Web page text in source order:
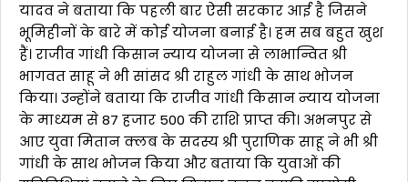
यादव ने बताया कि पहली बार ऐसी सरकार आई है जिसने
भूमिहीनों के बारे में कोई योजना बनाई है। हम सब बहुत खुश
हैं। राजीव गांधी किसान न्याय योजना से लाभान्वित श्री
भागवत साहू ने भी सांसद श्री राहुल गांधी के साथ भोजन
किया। उन्होंने बताया कि राजीव गांधी किसान न्याय योजना
के माध्यम से 87 हजार 500 की राशि प्राप्त की। अभनपुर से
आए युवा मितान क्लब के सदस्य श्री पुराणिक साहू ने भी श्री
गांधी के साथ भोजन किया और बताया कि युवाओं की